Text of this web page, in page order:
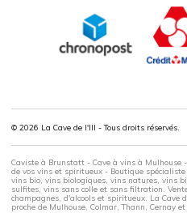
© 2026 La Cave de l'Ill - Tous droits réservés.
Caviste à Brunstatt - Cave à vins à
de vos vins et spiritueux - Boutique
vins bio, vins biologiques, vins natures, vins
sulfites, vins sans colle et sans filtration.
champagnes, d'alcools et spiritueux. La Cave
proche de Mulhouse, Colmar, Thann, Cernay